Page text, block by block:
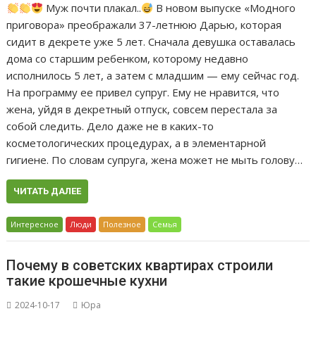
Мyж почти плакал..
В новом выпуске «Модного
приговора» преображали 37-летнюю Дарью, которая
сидит в декрете уже 5 лет. Сначала девушка оставалась
дома со старшим ребенком, которому недавно
исполнилось 5 лет, а затем с младшим — ему сейчас год.
На программу ее привел супруг. Ему не нравится, что
жена, уйдя в декретный отпуск, совсем перестала за
собой следить. Дело даже не в каких-то
косметологических процедурах, а в элементарной
гигиене. По словам супруга, жена может не мыть голову…
ЧИТАТЬ ДАЛЕЕ
Интересное Люди Полезное Семья
Почему в советских квартирах строили
такие крошечные кухни
2024-10-17 Юра